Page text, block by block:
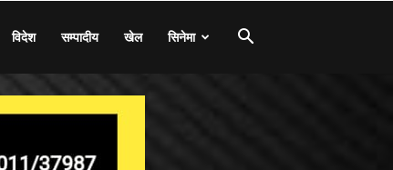
विदेश सम्पादीय खेल सिनेमा